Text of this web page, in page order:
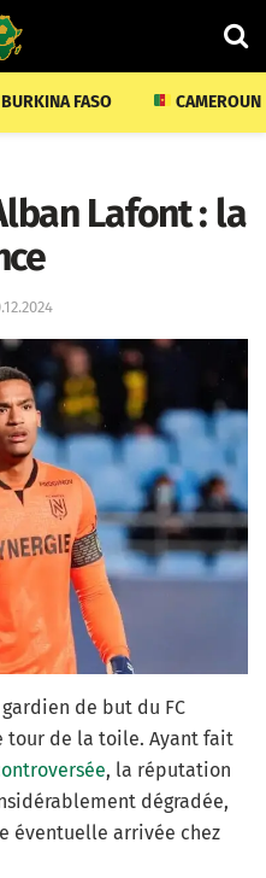
BURKINA FASO CAMEROUN
Lafont : la
de but du FC
tour de la toile. Ayant fait
, la réputation
dégradée,
éventuelle arrivée chez